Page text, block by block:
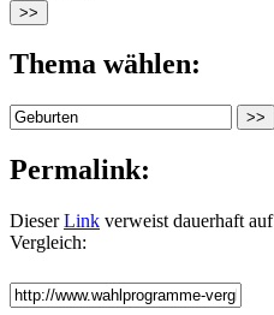
Thema wählen:
Permalink:
DieserLink verweist dauerhaft
Vergleich: